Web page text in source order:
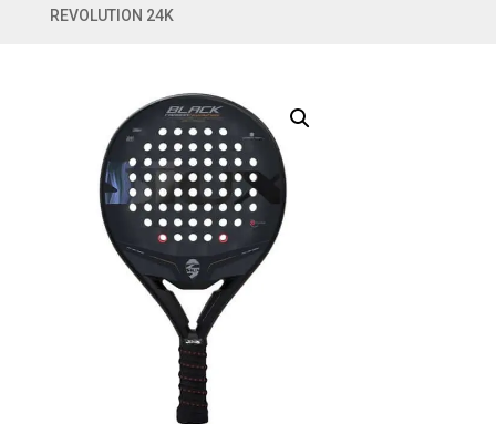
REVOLUTION 24K